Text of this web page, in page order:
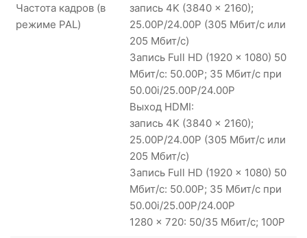
Частота кадров (в
режиме PAL)
запись 4K (3840 x 2160);
25.00P/24.00P (305 Мбит/с или
205 Мбит/с)
Запись Full HD (1920 x 1080) 50
Мбит/с: 50.00P; 35 Мбит/с при
50.00i/25.00P/24.00P
Выход HDMI:
запись 4K (3840 x 2160);
25.00P/24.00P (305 Мбит/с или
205 Мбит/с)
Запись Full HD (1920 x 1080) 50
Мбит/с: 50.00P; 35 Мбит/с при
50.00i/25.00P/24.00P
1280 x 720: 50/35 Мбит/с; 100P